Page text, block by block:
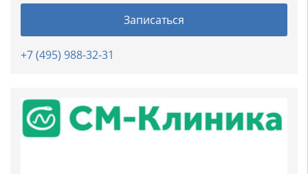
Записаться
+7 (495) 988-32-31